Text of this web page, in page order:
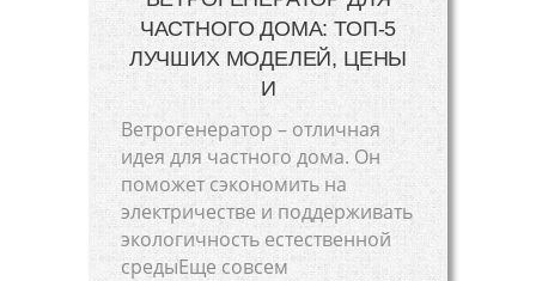
ЧАСТНОГО ДОМА: ТОП-5
ЛУЧШИХ МОДЕЛЕЙ, ЦЕНЫ
И
Ветрогенератор – отличная
идея для частного дома. Он
поможет сэкономить на
электричестве и поддерживать
экологичность естественной
средыЕще совсем